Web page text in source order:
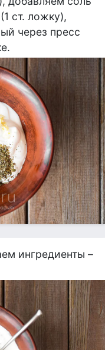
ст. ложку),
через пресс
ингредиенты –